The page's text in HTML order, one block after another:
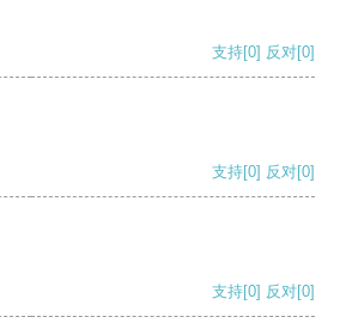
支持[0] 反对[0]
支持[0] 反对[0]
支持[0] 反对[0]